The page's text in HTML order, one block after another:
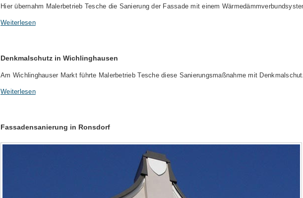
Hier übernahm Malerbetrieb Tesche die Sanierung der Fassade mit einem
Weiterlesen
Denkmalschutz in Wichlinghausen
Am Wichlinghauser Markt führte Malerbetrieb Tesche diese Sanierungsmaßnahme mit
Weiterlesen
Fassadensanierung in Ronsdorf